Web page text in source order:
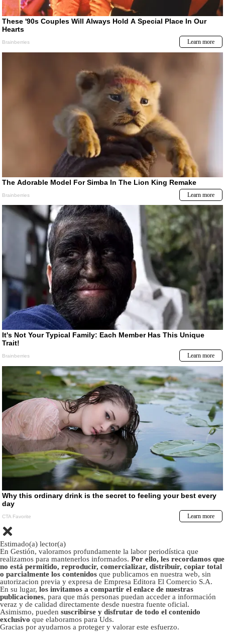
Estimado(a) lector(a)
En Gestión, valoramos profundamente la labor periodística que
realizamos para mantenerlos informados. Por ello, les recordamos que
no está permitido, reproducir, comercializar, distribuir, copiar total
o parcialmente los contenidos que publicamos en nuestra web, sin
autorizacion previa y expresa de Empresa Editora El Comercio S.A.
En su lugar, los invitamos a compartir el enlace de nuestras
publicaciones, para que más personas puedan acceder a información
veraz y de calidad directamente desde nuestra fuente oficial.
Asimismo, pueden suscribirse y disfrutar de todo el contenido
exclusivo que elaboramos para Uds.
Gracias por ayudarnos a proteger y valorar este esfuerzo.